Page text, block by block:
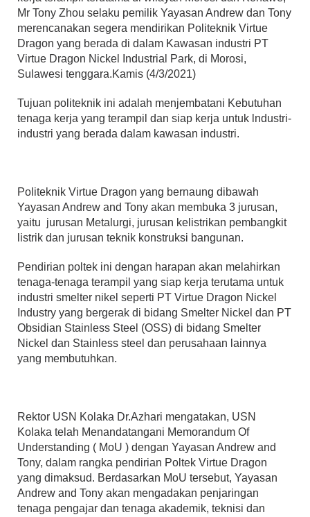
Mr Tony Zhou selaku pemilik Yayasan Andrew dan Tony
merencanakan segera mendirikan Politeknik Virtue
Dragon yang berada di dalam Kawasan industri PT
Virtue Dragon Nickel Industrial Park, di Morosi,
Sulawesi tenggara.Kamis (4/3/2021)
Tujuan politeknik ini adalah menjembatani Kebutuhan
tenaga kerja yang terampil dan siap kerja untuk lndustri-
industri yang berada dalam kawasan industri.
Politeknik Virtue Dragon yang bernaung dibawah
Yayasan Andrew and Tony akan membuka 3 jurusan,
yaitu jurusan Metalurgi, jurusan kelistrikan pembangkit
listrik dan jurusan teknik konstruksi bangunan.
Pendirian poltek ini dengan harapan akan melahirkan
tenaga-tenaga terampil yang siap kerja terutama untuk
industri smelter nikel seperti PT Virtue Dragon Nickel
Industry yang bergerak di bidang Smelter Nickel dan PT
Obsidian Stainless Steel (OSS) di bidang Smelter
Nickel dan Stainless steel dan perusahaan lainnya
yang membutuhkan.
Rektor USN Kolaka Dr.Azhari mengatakan, USN
Kolaka telah Menandatangani Memorandum Of
Understanding ( MoU ) dengan Yayasan Andrew and
Tony, dalam rangka pendirian Poltek Virtue Dragon
yang dimaksud. Berdasarkan MoU tersebut, Yayasan
Andrew and Tony akan mengadakan penjaringan
tenaga pengajar dan tenaga akademik, teknisi dan